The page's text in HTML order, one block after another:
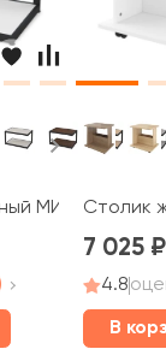
МИТ / MEET
Столик
7 025
4.8
В